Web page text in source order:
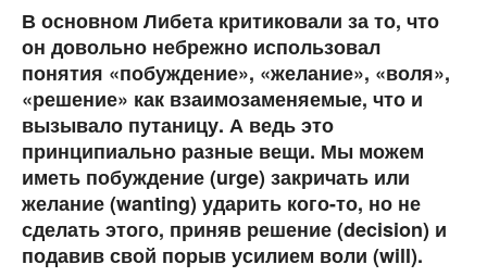
В основном Либета критиковали за то, что
он довольно небрежно использовал
понятия «побуждение», «желание», «воля»,
«решение» как взаимозаменяемые, что и
вызывало путаницу. А ведь это
принципиально разные вещи. Мы можем
иметь побуждение (urge) закричать или
желание (wanting) ударить кого-то, но не
сделать этого, приняв решение (decision) и
подавив свой порыв усилием воли (will).